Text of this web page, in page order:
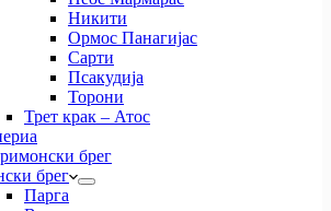
Никити
Ормос Панагијас
Сарти
Псакудија
Торони
Трет крак – Атос
брег
брег
Парга